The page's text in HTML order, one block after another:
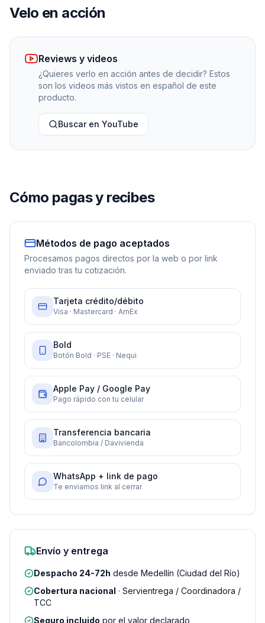
Velo en acción
Reviews y videos
¿Quieres verlo en acción antes de decidir? Estos
son los videos más vistos en español de este
producto.
Buscar en YouTube
Cómo pagas y recibes
Métodos de pago aceptados
Procesamos pagos directos por la web o por link
enviado tras tu cotización.
Tarjeta crédito/débito
Visa · Mastercard · AmEx
Bold
Botón Bold · PSE · Nequi
Apple Pay / Google Pay
Pago rápido con tu celular
Transferencia bancaria
Bancolombia / Davivienda
WhatsApp + link de pago
Te enviamos link al cerrar
Envío y entrega
Despacho 24-72h desde Medellín (Ciudad del Río)
Cobertura nacional · Servientrega / Coordinadora /
TCC
Seguro incluido por el valor declarado